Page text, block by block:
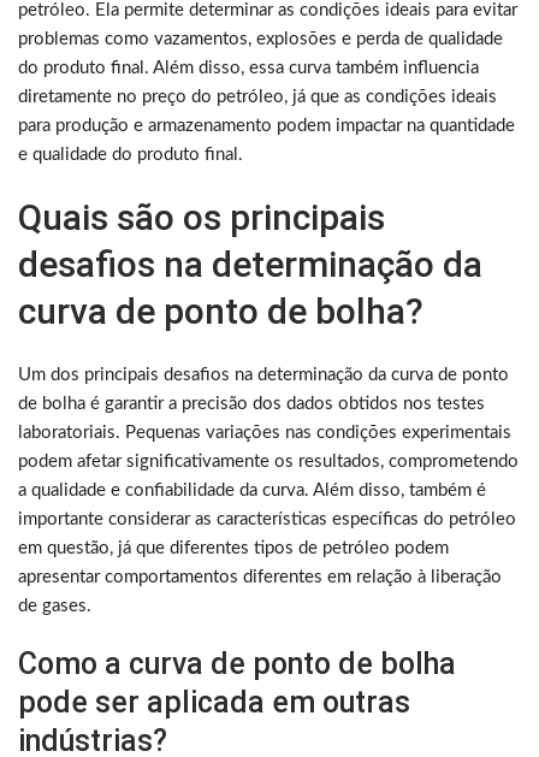
petróleo. Ela permite determinar as condições ideais para evitar
problemas como vazamentos, explosões e perda de qualidade
do produto final. Além disso, essa curva também influencia
diretamente no preço do petróleo, já que as condições ideais
para produção e armazenamento podem impactar na quantidade
e qualidade do produto final.
Quais são os principais
desafios na determinação da
curva de ponto de bolha?
Um dos principais desafios na determinação da curva de ponto
de bolha é garantir a precisão dos dados obtidos nos testes
laboratoriais. Pequenas variações nas condições experimentais
podem afetar significativamente os resultados, comprometendo
a qualidade e confiabilidade da curva. Além disso, também é
importante considerar as características específicas do petróleo
em questão, já que diferentes tipos de petróleo podem
apresentar comportamentos diferentes em relação à liberação
de gases.
Como a curva de ponto de bolha
pode ser aplicada em outras
indústrias?